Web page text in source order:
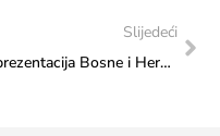
Slijedeći
Reprezentacija Bosne i Hercegovine se sa Svjetskog ITF taekwondo prvenstva vratila sa četiri medalje